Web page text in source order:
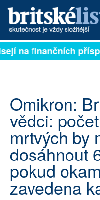
PŘIHLÁSIT
ARCHIV
ROZHOVORY
TÉMATA
NEJČTENĚJŠÍ ZA 7 DNÍ
AUTOŘI
na finančních
Omikron:
vědci:
mrtvých by
dosáhnout
pokud
zavedena